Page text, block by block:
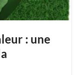
: une